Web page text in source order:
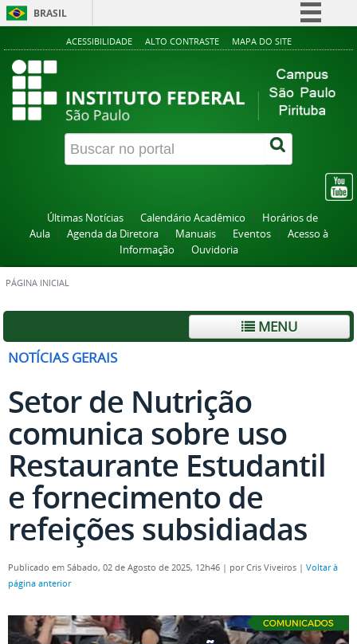
BRASIL
Simplifique!
Participe
Acesso à informação
Legislação
Canais
ACESSIBILIDADE ALTO CONTRASTE MAPA DO SITE
Últimas Notícias Calendário Acadêmico
Horários de
Aula
Agenda da Diretora Manuais Eventos
Acesso à
Informação
Ouvidoria
PÁGINA INICIAL
MENU
NOTÍCIAS GERAIS
Setor de Nutrição
comunica sobre uso
Restaurante Estudantil
e fornecimento de
refeições subsidiadas
Publicado em Sábado, 02 de Agosto de 2025, 12h46 | por Cris Viveiros | Voltar à
página anterior